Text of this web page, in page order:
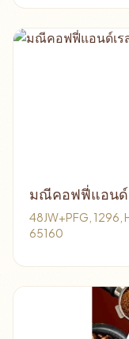
มณีคอฟฟี่แอนด์
48JW+PFG, 1296,
65160